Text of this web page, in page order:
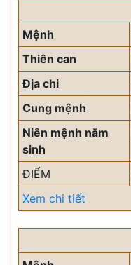
Mệnh
Thiên can
Địa chi
Cung mệnh
Niên mệnh năm
sinh
ĐIỂM
Xem chi tiết